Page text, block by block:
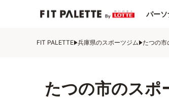
パー
FIT PALETTE 兵庫県のスポーツジム たつの市
たつの市のスポ